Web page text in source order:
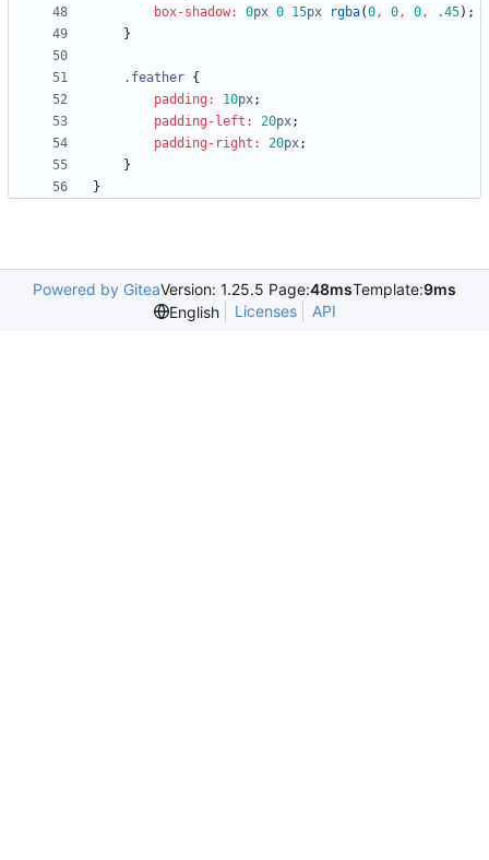
box-shadow: 0px 0 15px rgba(0, 0, 0, .45) ;
}
. feather {
padding : 10px;
padding-left : 20px;
padding-right : 20px;
}
}
Powered by GiteaVersion: 1.25.5 Page:48msTemplate:9ms
English
Licenses API